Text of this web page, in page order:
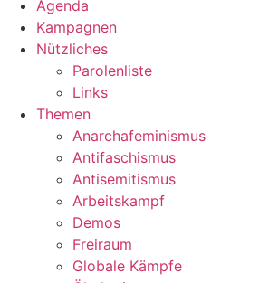
Agenda
Kampagnen
Nützliches
Parolenliste
Links
Themen
Anarchafeminismus
Antifaschismus
Antisemitismus
Arbeitskampf
Demos
Freiraum
Globale Kämpfe